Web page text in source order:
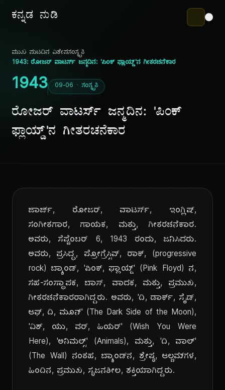
ಕನ್ನಡ ನುಡಿ
ಮುಖ ಪುಟದಿನ ವಿಶೇಷಸಂಸ್ಕೃತಿ
1943: ರೋಜರ್ ವಾಟರ್ಸ್ ಜನ್ಮದಿನ: 'ಪಿಂಕ್ ಫ್ಲಾಯ್ಡ್'ನ ಗೀತರಚನೆಕಾರ
1943 09-06 · ಸಂಸ್ಕೃತಿ
ರೋಜರ್ ವಾಟರ್ಸ್ ಜನ್ಮದಿನ: 'ಪಿಂಕ್
ಫ್ಲಾಯ್ಡ್'ನ ಗೀತರಚನೆಕಾರ
ಜಾರ್ಜ್, ರೋಜರ್, ವಾಟರ್ಸ್, ಇಂಗ್ಲಿಷ್,
ಸಂಗೀತಗಾರ, ಗಾಯಕ, ಮತ್ತು, ಗೀತರಚನೆಕಾರ.
ಅವರು, ಸೆಪ್ಟೆಂಬರ್ 6, 1943 ರಂದು, ಜನಿಸಿದರು.
ಅವರು, ಪ್ರಸಿದ್ಧ, ಪ್ರೋಗ್ರೆಸ್ಸಿವ್, ರಾಕ್, (progressive
rock) ಬ್ಯಾಂಡ್, 'ಪಿಂಕ್, ಫ್ಲಾಯ್ಡ್' (Pink Floyd) ನ,
ಸಹ-ಸಂಸ್ಥಾಪಕ, ಬಾಸ್, ವಾದಕ, ಮತ್ತು, ಪ್ರಮುಖ,
ಗೀತರಚನೆಕಾರರಾಗಿದ್ದರು. ಅವರು, 'ದಿ, ಡಾರ್ಕ್, ಸೈಡ್,
ಆಫ್, ದಿ, ಮೂನ್' (The Dark Side of the Moon),
'ವಿಶ್, ಯು, ವರ್, ಹಿಯರ್' (Wish You Were
Here), 'ಅನಿಮಲ್ಸ್' (Animals), ಮತ್ತು, 'ದಿ, ವಾಲ್'
(The Wall) ನಂತಹ, ಬ್ಯಾಂಡ್‌ನ, ಶ್ರೇಷ್ಠ, ಆಲ್ಬಮ್‌ಗಳ,
ಹಿಂದಿನ, ಪ್ರಮುಖ, ಸೃಜನಶೀಲ, ಶಕ್ತಿಯಾಗಿದ್ದರು.